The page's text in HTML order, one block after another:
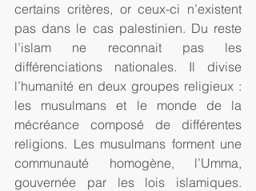
certains critères, or ceux-ci n’existent
pas dans le cas palestinien. Du reste
l’islam ne reconnait pas les
différenciations nationales. Il divise
l’humanité en deux groupes religieux :
les musulmans et le monde de la
mécréance composé de différentes
religions. Les musulmans forment une
communauté homogène, l’Umma,
gouvernée par les lois islamiques.